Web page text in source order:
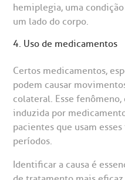
hemiplegia, uma
um lado do corpo.
4. Uso de medicamentos
Certos medicamentos,
podem causar
colateral. Esse
induzida por
pacientes que usam
períodos.
Identificar a causa é